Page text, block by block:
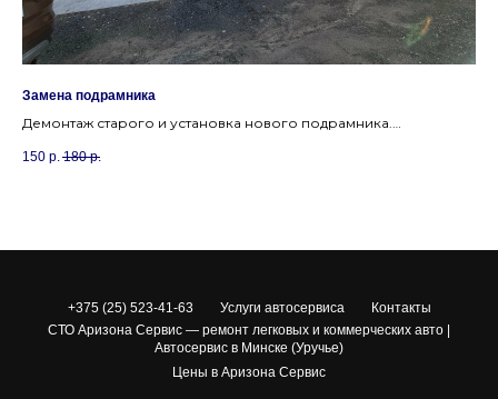
Замена подрамника
Демонтаж старого и установка нового подрамника.
150 р. 180 р.
+375 (25) 523-41-63 Услуги автосервиса
Контакты
СТО Аризона Сервис — ремонт легковых и коммерческих авто |
Автосервис в Минске (Уручье)
Цены в Аризона Сервис